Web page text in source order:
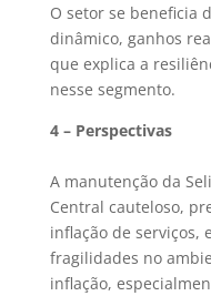
O setor se beneficia
dinâmico, ganhos
que explica a
nesse segmento.
4 – Perspectivas
A manutenção da
Central cauteloso,
inflação de serviços,
fragilidades no
inflação,